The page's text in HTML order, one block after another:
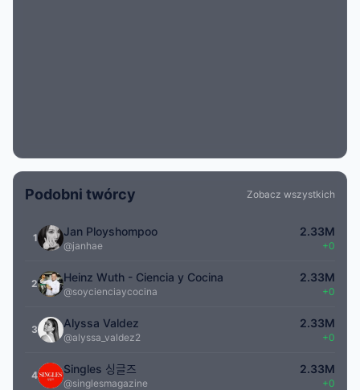
Podobni twórcy Zobacz wszystkich
1 Jan Ployshompoo
@janhae
2.33M
+0
2 Heinz Wuth - Ciencia y Cocina
@soycienciaycocina
2.33M
+0
3 Alyssa Valdez
@alyssa_valdez2
2.33M
+0
4 Singles 싱글즈
@singlesmagazine
2.33M
+0